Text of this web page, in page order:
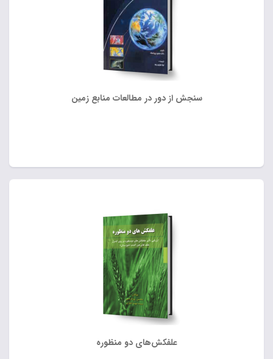
سنجش از دور در مطالعات منابع زمین
علفکش‌های دو منظوره